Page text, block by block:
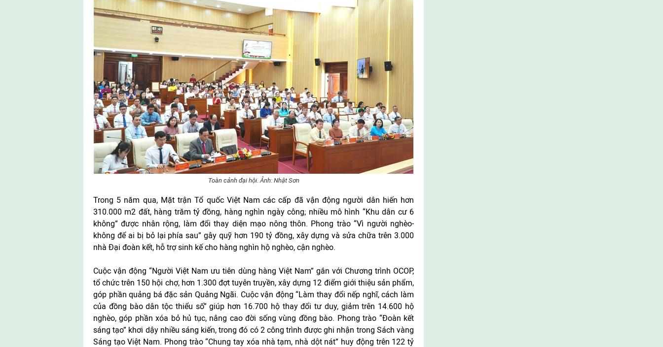
Toàn cảnh đại hội. Ảnh: Nhật Sơn
Trong 5 năm qua, Mặt trận Tổ quốc Việt Nam các cấp đã vận động người dân hiến hơn
310.000 m2 đất, hàng trăm tỷ đồng, hàng nghìn ngày công; nhiều mô hình “Khu dân cư 6
không” được nhân rộng, làm đổi thay diện mạo nông thôn. Phong trào “Vì người nghèo-
không để ai bị bỏ lại phía sau” gây quỹ hơn 190 tỷ đồng, xây dựng và sửa chữa trên 3.000
nhà Đại đoàn kết, hỗ trợ sinh kế cho hàng nghìn hộ nghèo, cận nghèo.
Cuộc vận động “Người Việt Nam ưu tiên dùng hàng Việt Nam” gắn với Chương trình OCOP,
tổ chức trên 150 hội chợ, hơn 1.300 đợt tuyên truyền, xây dựng 12 điểm giới thiệu sản phẩm,
góp phần quảng bá đặc sản Quảng Ngãi. Cuộc vận động “Làm thay đổi nếp nghĩ, cách làm
của đồng bào dân tộc thiểu số” giúp hơn 16.700 hộ thay đổi tư duy, giảm trên 14.600 hộ
nghèo, góp phần xóa bỏ hủ tục, nâng cao đời sống vùng đồng bào. Phong trào “Đoàn kết
sáng tạo” khơi dậy nhiều sáng kiến, trong đó có 2 công trình được ghi nhận trong Sách vàng
Sáng tạo Việt Nam. Phong trào “Chung tay xóa nhà tạm, nhà dột nát” huy động trên 122 tỷ